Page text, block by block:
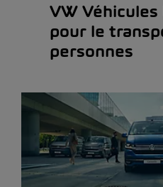
VW
pour le
personnes